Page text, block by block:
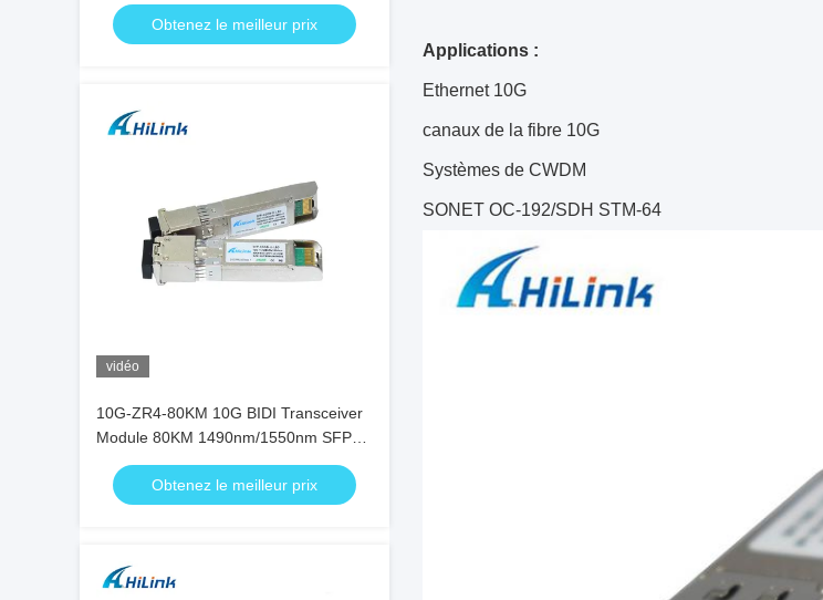
Obtenez le meilleur prix
vidéo
10G-ZR4-80KM 10G BIDI Transceiver
Module 80KM 1490nm/1550nm SFP+
STM-64 WDM 8SFP+ SMF
Obtenez le meilleur prix
Applications :
Ethernet 10G
canaux de la fibre 10G
Systèmes de CWDM
SONET OC-192/SDH STM-64